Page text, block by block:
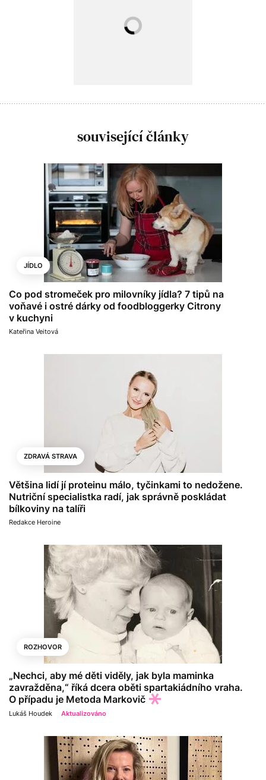
související články
JÍDLO
Co pod stromeček pro milovníky jídla? 7 tipů na
voňavé i ostré dárky od foodbloggerky Citrony
v kuchyni
Kateřina Veitová
ZDRAVÁ STRAVA
Většina lidí jí proteinu málo, tyčinkami to nedožene.
Nutriční specialistka radí, jak správně poskládat
bílkoviny na talíři
Redakce Heroine
ROZHOVOR
„Nechci, aby mé děti viděly, jak byla maminka
zavražděna,“ říká dcera oběti spartakiádního vraha.
O případu je Metoda Markovič
Lukáš Houdek Aktualizováno